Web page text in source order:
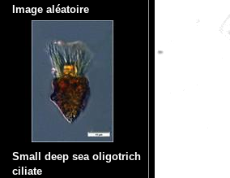
Image aléatoire
Small deep sea oligotrich
ciliate